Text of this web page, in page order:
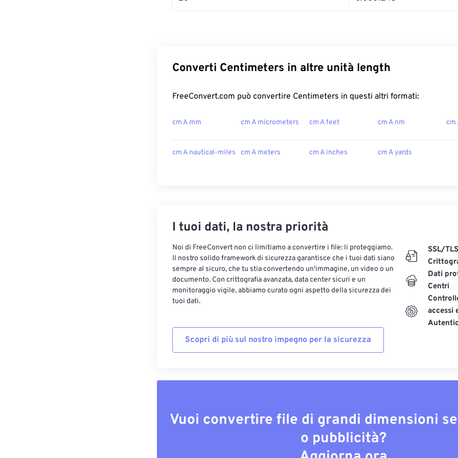
Converti Centimeters in altre unità length
FreeConvert.com può convertire Centimeters in questi altri formati:
cm A mm cm A micrometers cm A feet cm A nm cm
cm A nautical-miles cm A meters cm A inches cm A yards
I tuoi dati, la nostra priorità
Noi di FreeConvert non ci limitiamo a convertire i file: li proteggiamo.
Il nostro solido framework di sicurezza garantisce che i tuoi dati siano
sempre al sicuro, che tu stia convertendo un'immagine, un video o un
documento. Con crittografia avanzata, data center sicuri e un
monitoraggio vigile, abbiamo curato ogni aspetto della sicurezza dei
tuoi dati.
Scopri di più sul nostro impegno per la sicurezza
SSL/TLS
Dati
Centri
accessi
Vuoi convertire file di grandi dimensioni
o pubblicità?